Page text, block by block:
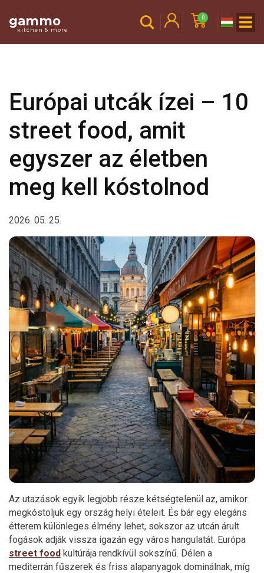
gammo
kitchen & more
0
Európai utcák ízei – 10
street food, amit
egyszer az életben
meg kell kóstolnod
2026. 05. 25.
Az utazások egyik legjobb része kétségtelenül az, amikor
megkóstoljuk egy ország helyi ételeit. És bár egy elegáns
étterem különleges élmény lehet, sokszor az utcán árult
fogások adják vissza igazán egy város hangulatát. Európa
street food kultúrája rendkívül sokszínű. Délen a
mediterrán fűszerek és friss alapanyagok dominálnak, míg